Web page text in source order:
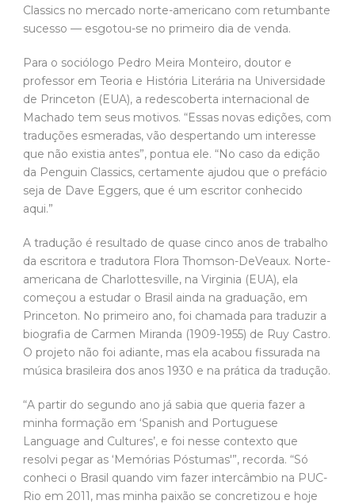
Classics no mercado norte-americano com retumbante
sucesso — esgotou-se no primeiro dia de venda.
Para o sociólogo Pedro Meira Monteiro, doutor e
professor em Teoria e História Literária na Universidade
de Princeton (EUA), a redescoberta internacional de
Machado tem seus motivos. “Essas novas edições, com
traduções esmeradas, vão despertando um interesse
que não existia antes”, pontua ele. “No caso da edição
da Penguin Classics, certamente ajudou que o prefácio
seja de Dave Eggers, que é um escritor conhecido
aqui.”
A tradução é resultado de quase cinco anos de trabalho
da escritora e tradutora Flora Thomson-DeVeaux. Norte-
americana de Charlottesville, na Virginia (EUA), ela
começou a estudar o Brasil ainda na graduação, em
Princeton. No primeiro ano, foi chamada para traduzir a
biografia de Carmen Miranda (1909-1955) de Ruy Castro.
O projeto não foi adiante, mas ela acabou fissurada na
música brasileira dos anos 1930 e na prática da tradução.
“A partir do segundo ano já sabia que queria fazer a
minha formação em ‘Spanish and Portuguese
Language and Cultures’, e foi nesse contexto que
resolvi pegar as ‘Memórias Póstumas'”, recorda. “Só
conheci o Brasil quando vim fazer intercâmbio na PUC-
Rio em 2011, mas minha paixão se concretizou e hoje